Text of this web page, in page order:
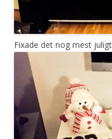
Fixade det nog mest